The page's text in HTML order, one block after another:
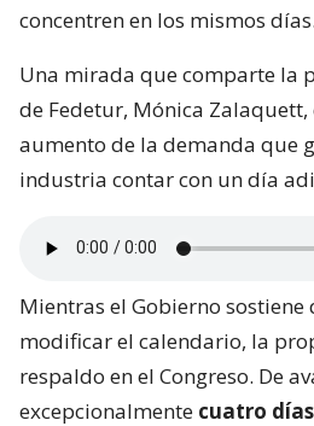
concentren en los mismos días.
Una mirada que comparte la
de Fedetur, Mónica
aumento de la demanda que
industria contar con un día
Mientras el Gobierno sostiene
modificar el calendario, la
respaldo en el Congreso. De
excepcionalmente cuatro